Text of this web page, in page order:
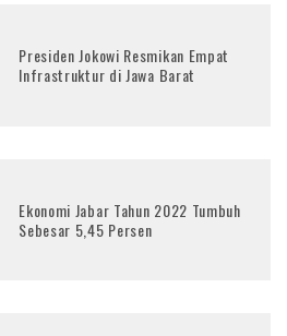
Presiden Jokowi Resmikan Empat
Infrastruktur di Jawa Barat
Ekonomi Jabar Tahun 2022 Tumbuh
Sebesar 5,45 Persen